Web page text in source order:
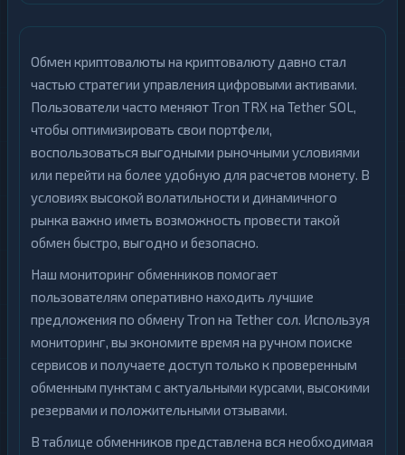
Обмен криптовалюты на криптовалюту давно стал
частью стратегии управления цифровыми активами.
Пользователи часто меняют Tron TRX на Tether SOL,
чтобы оптимизировать свои портфели,
воспользоваться выгодными рыночными условиями
или перейти на более удобную для расчетов монету. В
условиях высокой волатильности и динамичного
рынка важно иметь возможность провести такой
обмен быстро, выгодно и безопасно.
Наш мониторинг обменников помогает
пользователям оперативно находить лучшие
предложения по обмену Tron на Tether сол. Используя
мониторинг, вы экономите время на ручном поиске
сервисов и получаете доступ только к проверенным
обменным пунктам с актуальными курсами, высокими
резервами и положительными отзывами.
В таблице обменников представлена вся необходимая